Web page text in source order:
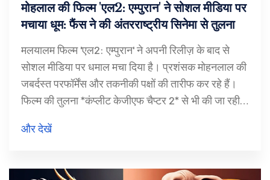
मोहलाल की फिल्म 'एल2: एम्पुरान' ने सोशल मीडिया पर
मचाया धूम: फैंस ने की अंतरराष्ट्रीय सिनेमा से तुलना
मलयालम फिल्म 'एल2: एम्पुरान' ने अपनी रिलीज़ के बाद से
सोशल मीडिया पर धमाल मचा दिया है। प्रशंसक मोहनलाल की
जबर्दस्त परफॉर्मेंस और तकनीकी पक्षों की तारीफ कर रहे हैं।
फिल्म की तुलना *कंप्लीट केजीएफ चैप्टर 2* से भी की जा रही
की है।
और देखें